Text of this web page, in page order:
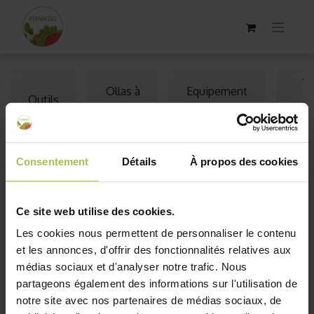
Consentement Détails À propos des cookies
Ce site web utilise des cookies.
Les cookies nous permettent de personnaliser le contenu
et les annonces, d'offrir des fonctionnalités relatives aux
médias sociaux et d'analyser notre trafic. Nous
partageons également des informations sur l'utilisation de
notre site avec nos partenaires de médias sociaux, de
Outils
Ollas à
Equipement